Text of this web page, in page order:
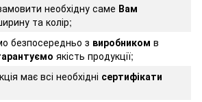
необхідну саме Вам
та колір;
безпосередньо з виробником в
якість продукції;
має всі необхідні сертифікати